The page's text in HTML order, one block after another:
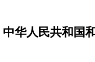
中华人民共和国